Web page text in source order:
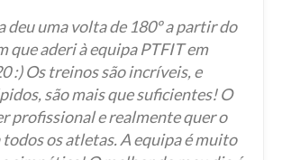
deu uma volta de 180º a partir do
que aderi à equipa PTFIT em
:) Os treinos são incríveis, e
são mais que suficientes! O
profissional e realmente quer o
os atletas. A equipa é muito